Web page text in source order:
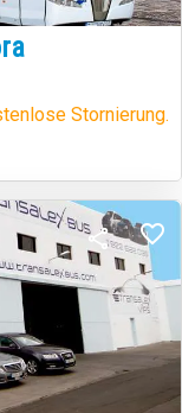
Stornierung.